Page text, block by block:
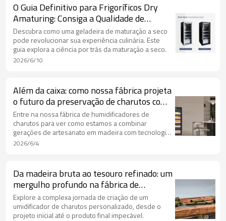
O Guia Definitivo para Frigoríficos Dry
Amaturing: Consiga a Qualidade de
Steakhouse em Casa
Descubra como uma geladeira de maturação a seco
pode revolucionar sua experiência culinária. Este
guia explora a ciência por trás da maturação a seco.
2026/6/10
Além da caixa: como nossa fábrica projeta
o futuro da preservação de charutos com
tecnologia inteligente.
Entre na nossa fábrica de humidificadores de
charutos para ver como estamos a combinar
gerações de artesanato em madeira com tecnologia
integrada de ponta.
2026/6/4
Da madeira bruta ao tesouro refinado: um
mergulho profundo na fábrica de
umidificadores de charutos.
Explore a complexa jornada de criação de um
umidificador de charutos personalizado, desde o
projeto inicial até o produto final impecável.